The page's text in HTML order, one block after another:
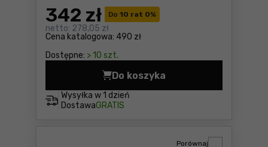
Do 10 rat 0%
Cena katalogowa: 490 zł
342 zł
netto: 278,05 zł
Dostępne: > 10 szt.
Wysyłka w 1 dzień
DostawaGRATIS
Do koszyka
Opalarka Makita HG6031VK
Porównaj